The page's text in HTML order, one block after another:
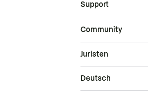
Support
Community
Juristen
Deutsch